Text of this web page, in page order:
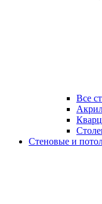
Все
Стеновые и